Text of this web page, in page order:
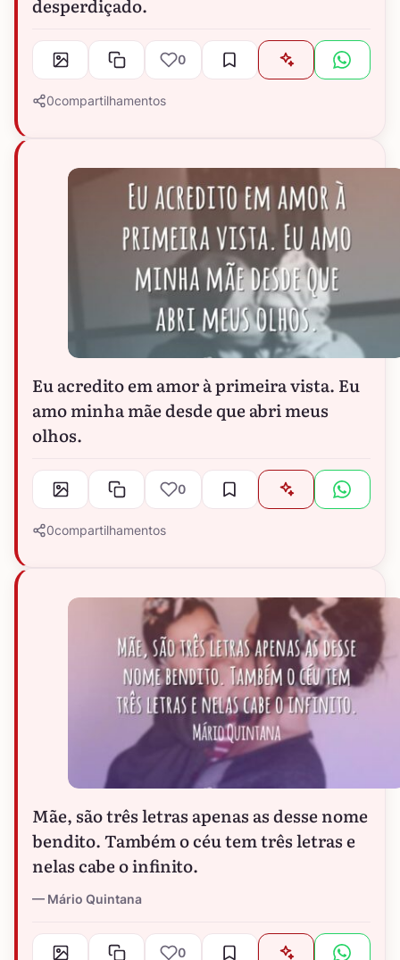
desperdiçado.
0
0compartilhamentos
Eu acredito em amor à primeira vista. Eu
amo minha mãe desde que abri meus
olhos.
0
0compartilhamentos
Mãe, são três letras apenas as desse nome
bendito. Também o céu tem três letras e
nelas cabe o infinito.
Mário Quintana
0